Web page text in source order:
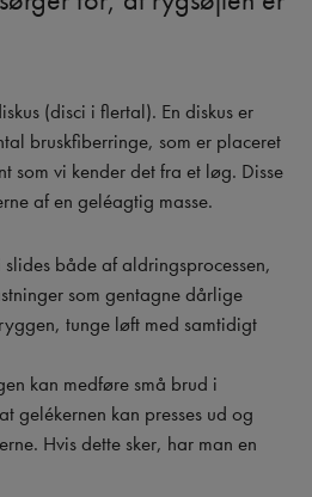
(disci i flertal). En diskus er
bruskfiberringe, som er placeret
som vi kender det fra et løg. Disse
af en geléagtig masse.
både af aldringsprocessen,
som gentagne dårlige
tunge løft med samtidigt
kan medføre små brud i
gelékernen kan presses ud og
Hvis dette sker, har man en